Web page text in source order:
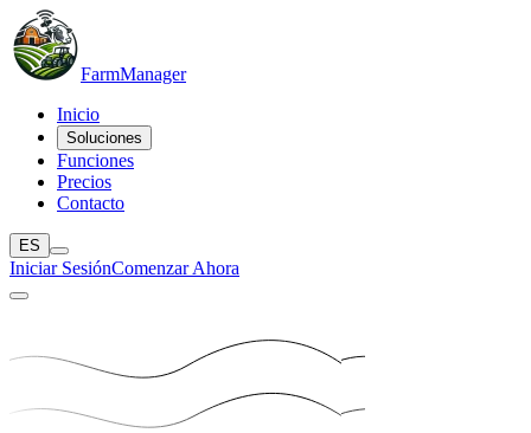
FarmManager
Inicio
Soluciones
Funciones
Precios
Contacto
ES
Iniciar SesiónComenzar Ahora